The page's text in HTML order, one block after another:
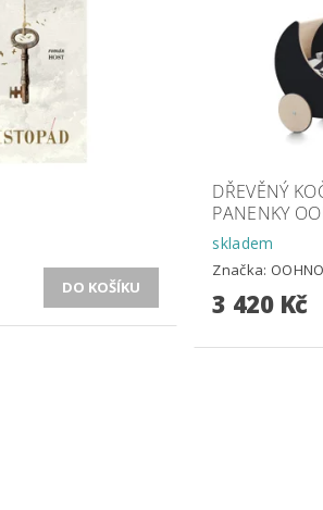
DŘEVĚNÝ
PANENKY
skladem
Značka:
3 420 Kč